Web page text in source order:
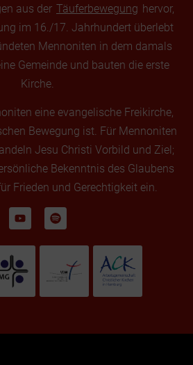
aus der Täuferbewegung hervor,
im 16./17. Jahrhundert überlebt
Mennoniten in dem damals
Gemeinde und bauten die erste
Kirche.
eine evangelische Freikirche,
Bewegung ist. Für Mennoniten
Jesu Christi Vorbild und Ziel;
Bekenntnis des Glaubens
Frieden und Gerechtigkeit ein.